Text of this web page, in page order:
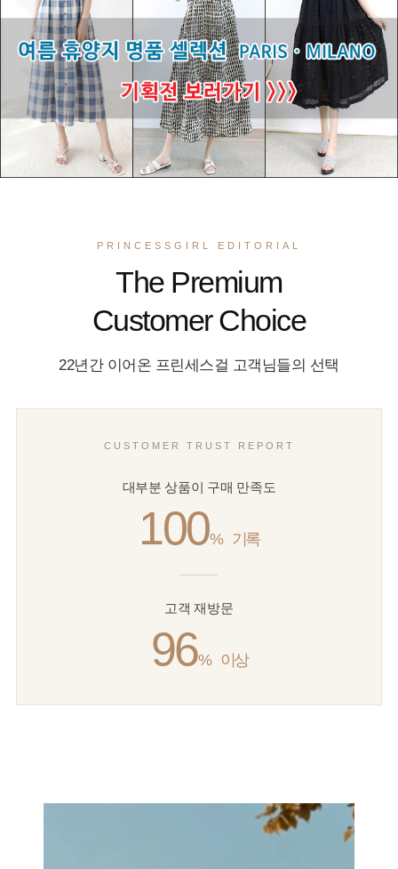
PRINCESSGIRL EDITORIAL
The Premium
Customer Choice
22년간 이어온 프린세스걸 고객님들의 선택
CUSTOMER TRUST REPORT
대부분 상품이 구매 만족도
100% 기록
고객 재방문
96% 이상